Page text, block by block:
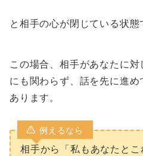
と相手の心が閉じている状態
この場合、相手があなたに
にも関わらず、話を先に進
あります。
例えるなら
相手から「私もあなたと